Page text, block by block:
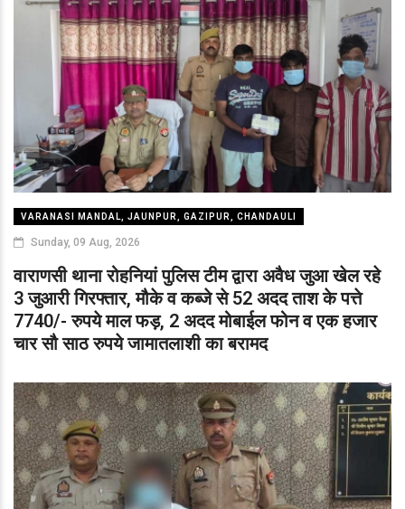
VARANASI MANDAL, JAUNPUR, GAZIPUR, CHANDAULI
Sunday, 09 Aug, 2026
वाराणसी थाना रोहनियां पुलिस टीम द्वारा अवैध जुआ खेल रहे
3 जुआरी गिरफ्तार, मौके व कब्जे से 52 अदद ताश के पत्ते
7740/- रुपये माल फड़, 2 अदद मोबाईल फोन व एक हजार
चार सौ साठ रुपये जामातलाशी का बरामद